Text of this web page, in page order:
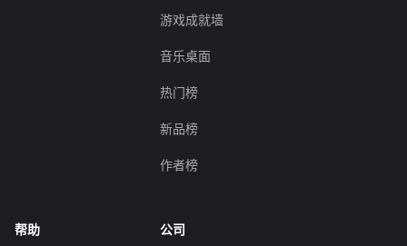
游戏成就墙
音乐桌面
热门榜
新品榜
作者榜
帮助 公司